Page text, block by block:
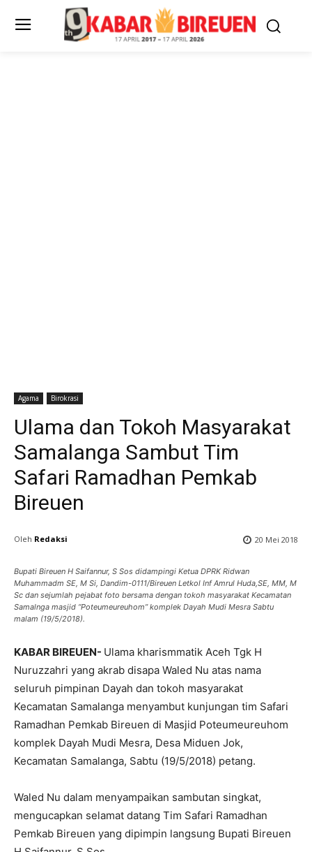
Agama Birokrasi
Ulama dan Tokoh Masyarakat
Samalanga Sambut Tim
Safari Ramadhan Pemkab
Bireuen
Oleh Redaksi 20 Mei 2018
Bupati Bireuen H Saifannur, S Sos didampingi Ketua DPRK Ridwan
Muhammadm SE, M Si, Dandim-0111/Bireuen Letkol Inf Amrul Huda,SE, MM, M
Sc dan sejumlah pejabat foto bersama dengan tokoh masyarakat Kecamatan
Samalnga masjid “Poteumeureuhom” komplek Dayah Mudi Mesra Sabtu
malam (19/5/2018).
KABAR BIREUEN- Ulama kharismmatik Aceh Tgk H
Nuruzzahri yang akrab disapa Waled Nu atas nama
seluruh pimpinan Dayah dan tokoh masyarakat
Kecamatan Samalanga menyambut kunjungan tim Safari
Ramadhan Pemkab Bireuen di Masjid Poteumeureuhom
komplek Dayah Mudi Mesra, Desa Miduen Jok,
Kecamatan Samalanga, Sabtu (19/5/2018) petang.
Waled Nu dalam menyampaikan sambutan singkat,
mengucapkan selamat datang Tim Safari Ramadhan
Pemkab Bireuen yang dipimpin langsung Bupati Bireuen